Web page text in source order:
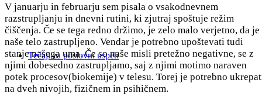
Tečaji za poslovni uspeh
V januarju in februarju sem pisala o vsakodnevnem
razstrupljanju in dnevni rutini, ki zjutraj spoštuje režim
čiščenja. Če se tega redno držimo, je zelo malo verjetno, da je
naše telo zastrupljeno. Vendar je potrebno upoštevati tudi
stanje našega uma. Če so naše misli pretežno negativne, se z
njimi dobesedno zastrupljamo, saj z njimi motimo naraven
potek procesov(biokemije) v telesu. Torej je potrebno
na dveh nivojih, fizičnem in psihičnem.